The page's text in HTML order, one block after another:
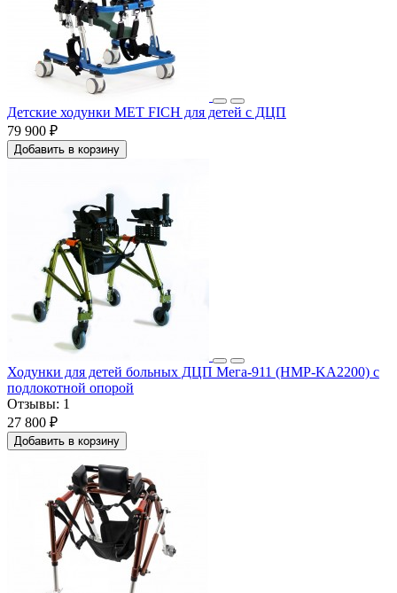
Детские ходунки MET FICH для детей с ДЦП
79 900 ₽
Добавить в корзину
Ходунки для детей больных ДЦП Мега-911 (HMP-KA2200) с
подлокотной опорой
Отзывы: 1
27 800 ₽
Добавить в корзину